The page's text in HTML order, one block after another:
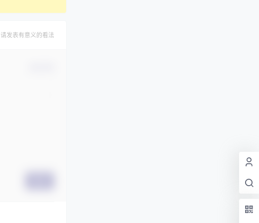
请发表有意义的看法